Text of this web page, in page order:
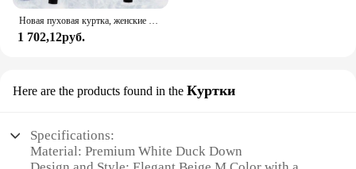
Новая пуховая куртка, женские парки, классическое короткое пальто, теплая куртка с капюшоном и хлопковой подкладкой, ветрозащитная утепленная женская верхняя одежда с капюшоном
1 702,12руб.
Here are the products found in the Куртки
Specifications:
Material: Premium White Duck Down